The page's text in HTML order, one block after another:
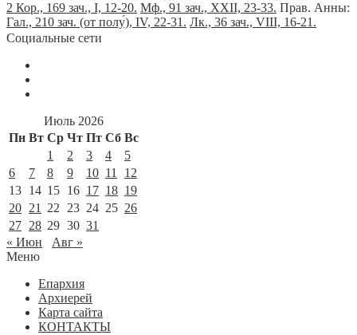
2 Кор., 169 зач., I, 12-20. Мф., 91 зач., XXII, 23-33. Прав. Анны:
Гал., 210 зач. (от полу́), IV, 22-31. Лк., 36 зач., VIII, 16-21.
Социальные сети
Июль 2026
Пн Вт Ср Чт Пт Сб Вс
1
2 3 4
5
6
7 8 9 10 11
12
13 14 15 16 17 18 19
20 21 22 23 24 25 26
27 28 29 30 31
« Июн
Авг »
Меню
Епархия
Архиерей
Карта сайта
КОНТАКТЫ